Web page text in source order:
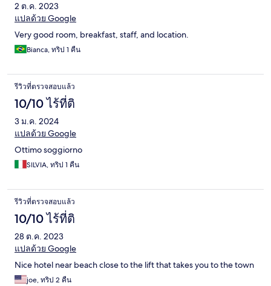
2 ต.ค. 2023
แปลด้วย Google
Very good room, breakfast, staff, and location.
Bianca, ทริป 1 คืน
รีวิวที่ตรวจสอบแล้ว
10/10 ไร้ที่ติ
3 ม.ค. 2024
แปลด้วย Google
Ottimo soggiorno
SILVIA, ทริป 1 คืน
รีวิวที่ตรวจสอบแล้ว
10/10 ไร้ที่ติ
28 ต.ค. 2023
แปลด้วย Google
Nice hotel near beach close to the lift that takes you to the town
joe, ทริป 2 คืน